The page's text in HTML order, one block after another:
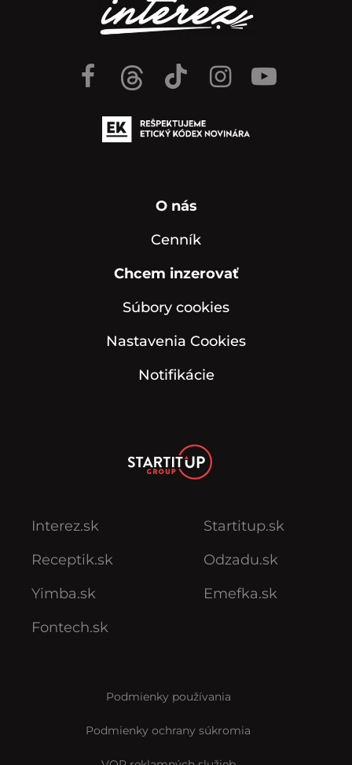
O nás
Cenník
Chcem inzerovať
Súbory cookies
Nastavenia Cookies
Notifikácie
Interez.sk
Receptik.sk
Yimba.sk
Fontech.sk
Startitup.sk
Odzadu.sk
Emefka.sk
Podmienky používania
Podmienky ochrany súkromia